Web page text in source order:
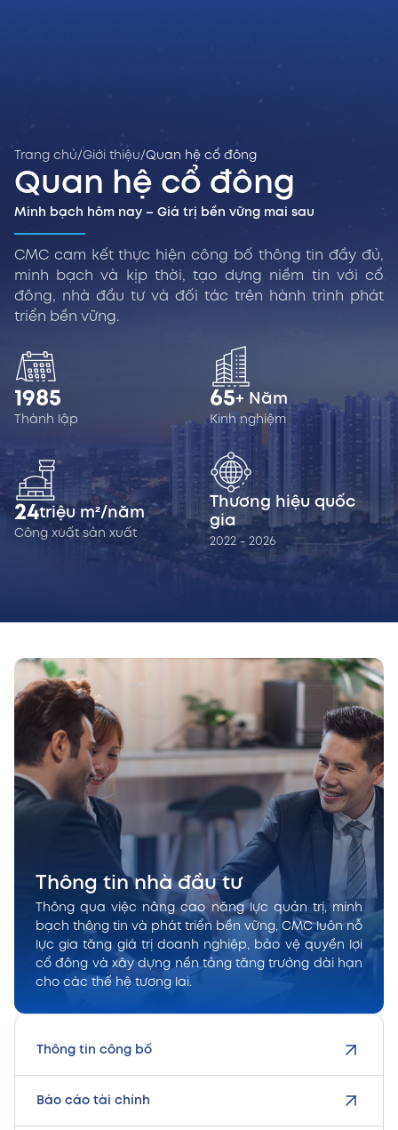
Trang chủ/Giới thiệu/Quan hệ cổ đông
Quan hệ cổ đông
Minh bạch hôm nay – Giá trị bền vững mai sau
CMC cam kết thực hiện công bố thông tin đầy đủ,
minh bạch và kịp thời, tạo dựng niềm tin với cổ
đông, nhà đầu tư và đối tác trên hành trình phát
triển bền vững.
1985
Thành lập
65+ Năm
Kinh nghiệm
24triệu m²/năm
Công xuất sản xuất
Thương hiệu quốc
gia
2022 - 2026
Thông tin nhà đầu tư
Thông qua việc nâng cao năng lực quản trị, minh
bạch thông tin và phát triển bền vững, CMC luôn nỗ
lực gia tăng giá trị doanh nghiệp, bảo vệ quyền lợi
cổ đông và xây dựng nền tảng tăng trưởng dài hạn
cho các thế hệ tương lai.
Thông tin công bố
Báo cáo tài chính